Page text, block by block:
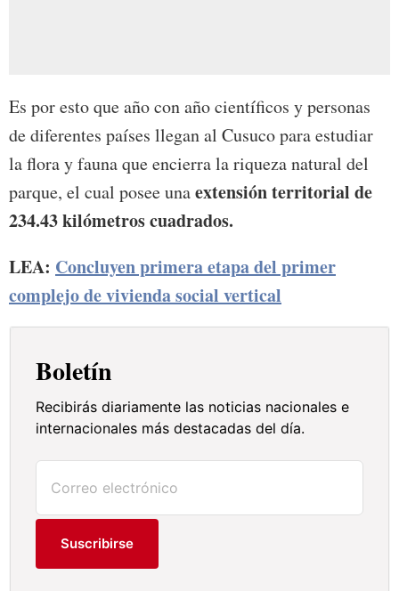
Es por esto que año con año científicos y personas
de diferentes países llegan al Cusuco para estudiar
la flora y fauna que encierra la riqueza natural del
parque, el cual posee unaextensión territorial de
234.43 kilómetros cuadrados.
LEA: Concluyen primera etapa del primer
complejo de vivienda social vertical
Boletín
Recibirás diariamente las noticias nacionales e
internacionales más destacadas del día.
Suscribirse